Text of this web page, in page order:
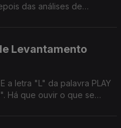
das análises de
Levantamento
a letra "L" da palavra PLAY
Há que ouvir o que se